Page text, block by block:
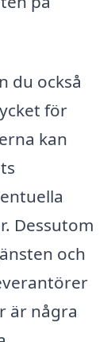
du också
för
kan
Dessutom
och
är några